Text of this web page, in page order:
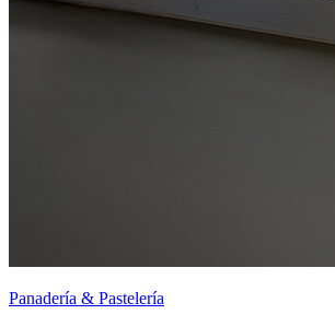
Panadería & Pastelería